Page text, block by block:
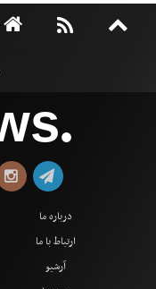
●
درباره ما
ارتباط با ما
آرشیو